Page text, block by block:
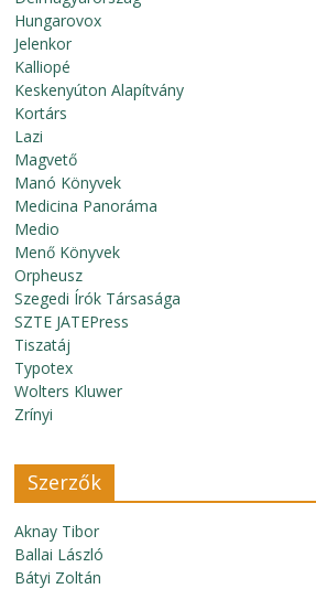
Hungarovox
Jelenkor
Kalliopé
Keskenyúton Alapítvány
Kortárs
Lazi
Magvető
Manó Könyvek
Medicina Panoráma
Medio
Menő Könyvek
Orpheusz
Szegedi Írók Társasága
SZTE JATEPress
Tiszatáj
Typotex
Wolters Kluwer
Zrínyi
Szerzők
Aknay Tibor
Ballai László
Bátyi Zoltán